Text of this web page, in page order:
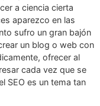
a ciencia cierta
aparezco en las
sufro un gran bajón
un blog o web con
ofrecer al
cada vez que se
SEO es un tema tan